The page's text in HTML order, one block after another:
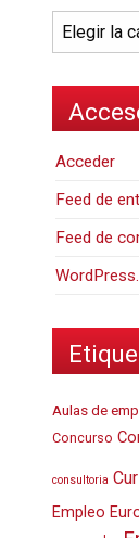
Categorías
Acceder
Feed de
Feed de
Aulas de
Concurso
consultoria
Empleo